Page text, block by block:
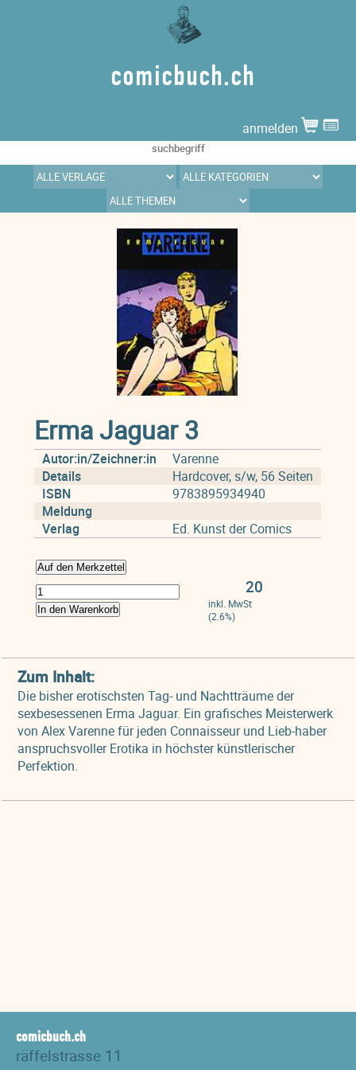
comicbuch.ch
anmelden
Erma Jaguar 3
Autor:in/Zeichner:in
Varenne
Details
Hardcover, s/w, 56 Seiten
ISBN
9783895934940
Meldung
Verlag
Ed. Kunst der Comics
Auf den Merkzettel
In den Warenkorb
20
inkl. MwSt
(2.6%)
Zum Inhalt:
Die bisher erotischsten Tag- und Nachtträume der
sexbesessenen Erma Jaguar. Ein grafisches Meisterwerk
von Alex Varenne für jeden Connaisseur und Lieb-haber
anspruchsvoller Erotika in höchster künstlerischer
Perfektion.
comicbuch.ch
räffelstrasse 11